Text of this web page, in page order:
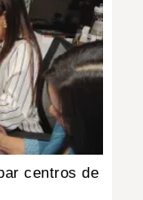
centros de